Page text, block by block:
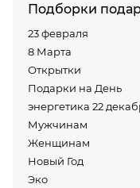
Подборки
23 февраля
8 Марта
Открытки
Подарки на День
энергетика 22
Мужчинам
Женщинам
Новый Год
Эко